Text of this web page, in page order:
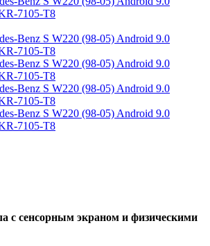
с сенсорным экраном и физическими